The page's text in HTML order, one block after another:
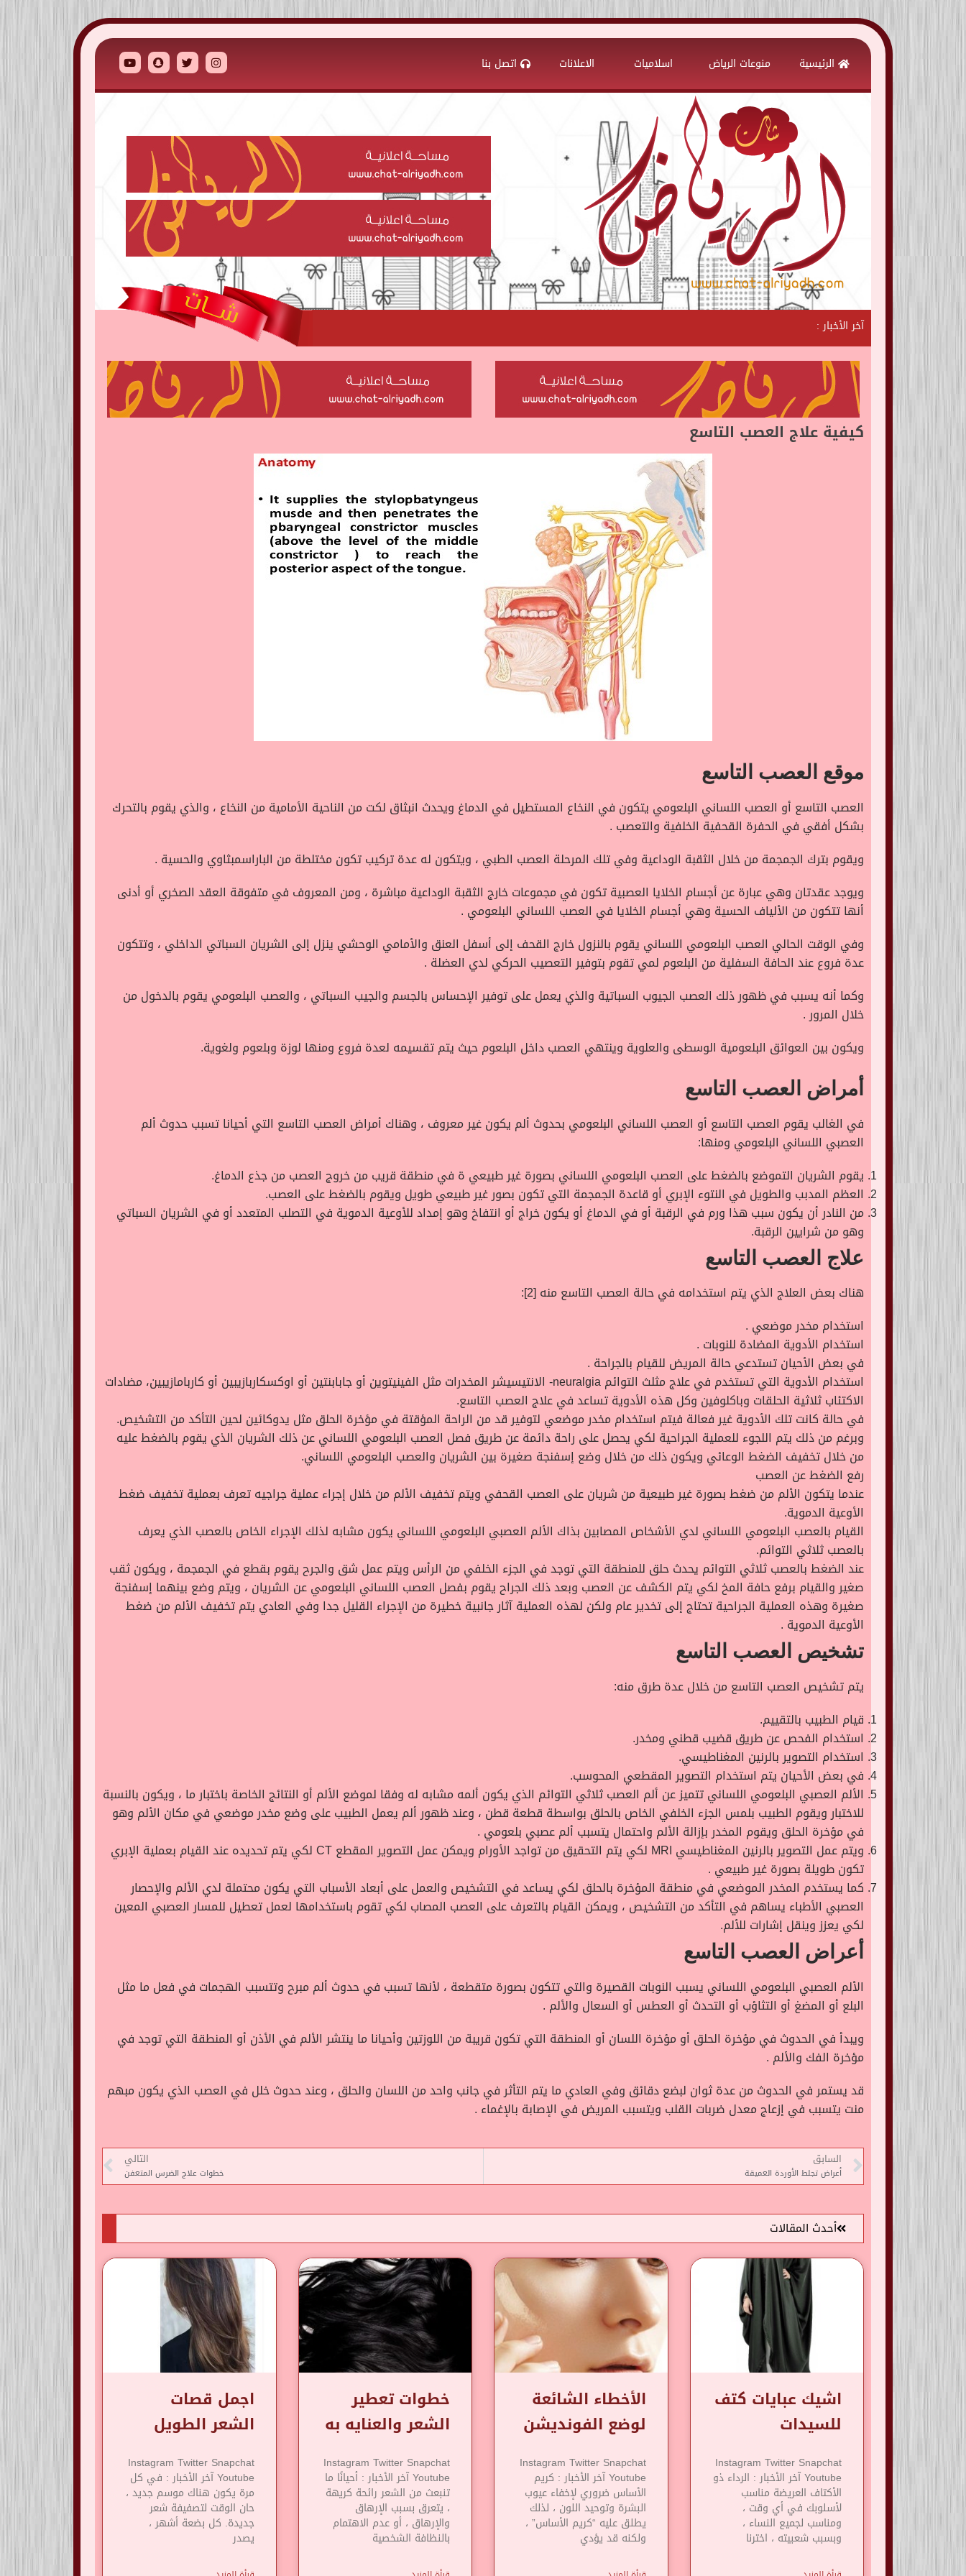
الرئيسية منوعات الرياض اسلاميات الاعلانات اتصل بنا
آخر الأخبار :
كيفية علاج العصب التاسع
موقع العصب التاسع
العصب التاسع أو العصب اللساني البلعومي يتكون في النخاع المستطيل في الدماغ ويحدث انبثاق لكت من الناحية الأمامية من النخاع ، والذي يقوم بالتحرك
بشكل أفقي في الحفرة القحفية الخلفية والتعصب .
ويقوم بترك الجمجمة من خلال الثقبة الوداعية وفي تلك المرحلة العصب الطبي ، ويتكون له عدة تركيب تكون مختلطة من الباراسمبثاوي والحسية .
ويوجد عقدتان وهي عبارة عن أجسام الخلايا العصبية تكون في مجموعات خارج الثقبة الوداعية مباشرة ، ومن المعروف في متفوقة العقد الصخري أو أدنى
أنها تتكون من الألياف الحسية وهي أجسام الخلايا في العصب اللساني البلعومي .
وفي الوقت الحالي العصب البلعومي اللساني يقوم بالنزول خارج القحف إلى أسفل العنق والأمامي الوحشي ينزل إلى الشريان السباتي الداخلي ، وتتكون
عدة فروع عند الحافة السفلية من البلعوم لمي تقوم بتوفير التعصيب الحركي لدي العضلة .
وكما أنه يسبب في ظهور ذلك العصب الجيوب السباتية والذي يعمل على توفير الإحساس بالجسم والجيب السباتي ، والعصب البلعومي يقوم بالدخول من
خلال المرور .
ويكون بين العوائق البلعومية الوسطى والعلوية وينتهي العصب داخل البلعوم حيث يتم تقسيمه لعدة فروع ومنها لوزة وبلعوم ولغوية.
أمراض العصب التاسع
في الغالب يقوم العصب التاسع أو العصب اللساني البلعومي بحدوث ألم يكون غير معروف ، وهناك أمراض العصب التاسع التي أحيانا تسبب حدوث ألم
العصبي اللساني البلعومي ومنها:
يقوم الشريان التموضع بالضغط على العصب البلعومي اللساني بصورة غير طبيعي ة في منطقة قريب من خروج العصب من جذع الدماغ.
العظم المدبب والطويل في النتوء الإبري أو قاعدة الجمجمة التي تكون بصور غير طبيعي طويل ويقوم بالضغط على العصب.
من النادر أن يكون سبب هذا ورم في الرقبة أو في الدماغ أو يكون خراج أو انتفاخ وهو إمداد للأوعية الدموية في التصلب المتعدد أو في الشريان السباتي
وهو من شرايين الرقبة.
علاج العصب التاسع
هناك بعض العلاج الذي يتم استخدامه في حالة العصب التاسع منه [2]:
استخدام مخدر موضعي .
استخدام الأدوية المضادة للنوبات .
في بعض الأحيان تستدعي حالة المريض للقيام بالجراحة .
استخدام الأدوية التي تستخدم في علاج مثلث التوائم neuralgia- الانتيسيشر المخدرات مثل الفينيتوين أو جابابنتين أو اوكسكاربازيبين أو كاربامازيبين، مضادات
الاكتئاب ثلاثية الحلقات وباكلوفين وكل هذه الأدوية تساعد في علاج العصب التاسع.
في حالة كانت تلك الأدوية غير فعالة فيتم استخدام مخدر موضعي لتوفير قد من الراحة المؤقتة في مؤخرة الحلق مثل يدوكائين لحين التأكد من التشخيص.
وبرغم من ذلك يتم اللجوء للعملية الجراحية لكي يحصل على راحة دائمة عن طريق فصل العصب البلعومي اللساني عن ذلك الشريان الذي يقوم بالضغط عليه
من خلال تخفيف الضغط الوعائي ويكون ذلك من خلال وضع إسفنجة صغيرة بين الشريان والعصب البلعومي اللساني.
رفع الضغط عن العصب
عندما يتكون الألم من ضغط بصورة غير طبيعية من شريان على العصب القحفي ويتم تخفيف الألم من خلال إجراء عملية جراجيه تعرف بعملية تخفيف ضغط
الأوعية الدموية.
القيام بالعصب البلعومي اللساني لدي الأشخاص المصابين بذاك الألم العصبي البلعومي اللساني يكون مشابه لذلك الإجراء الخاص بالعصب الذي يعرف
بالعصب ثلاثي التوائم.
عند الضغط بالعصب ثلاثي التوائم يحدث حلق للمنطقة التي توجد في الجزء الخلفي من الرأس ويتم عمل شق والجرح يقوم بقطع في الجمجمة ، ويكون ثقب
صغير والقيام برفع حافة المخ لكي يتم الكشف عن العصب وبعد ذلك الجراح يقوم بفصل العصب اللساني البلعومي عن الشريان ، ويتم وضع بينهما إسفنجة
صغيرة وهذه العملية الجراحية تحتاج إلى تخدير عام ولكن لهذه العملية آثار جانبية خطيرة من الإجراء القليل جدا وفي العادي يتم تخفيف الألم من ضغط
الأوعية الدموية .
تشخيص العصب التاسع
يتم تشخيص العصب التاسع من خلال عدة طرق منه:
قيام الطبيب بالتقييم.
استخدام الفحص عن طريق قضيب قطني ومخدر.
استخدام التصوير بالرنين المغناطيسي.
في بعض الأحيان يتم استخدام التصوير المقطعي المحوسب.
الألم العصبي البلعومي اللساني تتميز عن ألم العصب ثلاثي التوائم الذي يكون ألمه مشابه له وفقا لموضع الألم أو النتائج الخاصة باختبار ما ، ويكون بالنسبة
للاختبار ويقوم الطبيب بلمس الجزء الخلفي الخاص بالحلق بواسطة قطعة قطن ، وعند ظهور ألم يعمل الطبيب على وضع مخدر موضعي في مكان الألم وهو
في مؤخرة الحلق ويقوم المخدر بإزالة الألم واحتمال يتسبب ألم عصبي بلعومي .
ويتم عمل التصوير بالرنين المغناطيسي MRI لكي يتم التحقيق من تواجد الأورام ويمكن عمل التصوير المقطع CT لكي يتم تحديده عند القيام بعملية الإبري
تكون طويلة بصورة غير طبيعي .
كما يستخدم المخدر الموضعي في منطقة المؤخرة بالحلق لكي يساعد في التشخيص والعمل على أبعاد الأسباب التي يكون محتملة لدي الألم والإحصار
العصبي الأطباء يساهم في التأكد من التشخيص ، ويمكن القيام بالتعرف على العصب المصاب لكي تقوم باستخدامها لعمل تعطيل للمسار العصبي المعين
لكي يعزز وينقل إشارات للألم.
أعراض العصب التاسع
الألم العصبي البلعومي اللساني يسبب النوبات القصيرة والتي تتكون بصورة متقطعة ، لأنها تسبب في حدوث ألم مبرح وتتسبب الهجمات في فعل ما مثل
البلع أو المضغ أو التثاؤب أو التحدث أو العطس أو السعال والألم .
ويبدأ في الحدوث في مؤخرة الحلق أو مؤخرة اللسان أو المنطقة التي تكون قريبة من اللوزتين وأحيانا ما ينتشر الألم في الأذن أو المنطقة التي توجد في
مؤخرة الفك والألم .
قد يستمر في الحدوث من عدة ثوان لبضع دقائق وفي العادي ما يتم التأثر في جانب واحد من اللسان والحلق ، وعند حدوث خلل في العصب الذي يكون مبهم
منت يتسبب في إزعاج معدل ضربات القلب ويتسبب المريض في الإصابة بالإغماء .
السابق
أعراض تجلط الأوردة العميقة
التالي
خطوات علاج الضرس المتعفن
أحدث المقالات
اشيك عبايات كتف
للسيدات
Instagram Twitter Snapchat
Youtube آخر الأخبار : الرداء ذو
​​الأكتاف العريضة مناسب
لأسلوبك في أي وقت ،
ومناسب لجميع النساء ،
وبسبب شعبيته ، اخترنا
الأخطاء الشائعة
لوضع الفونديشن
Instagram Twitter Snapchat
Youtube آخر الأخبار : كريم
الأساس ضروري لإخفاء عيوب
البشرة وتوحيد اللون ، لذلك
يطلق عليه “كريم الأساس” ،
ولكنه قد يؤدي
خطوات تعطير
الشعر والعنايه به
Instagram Twitter Snapchat
Youtube آخر الأخبار : أحيانًا ما
تنبعث من الشعر رائحة كريهة
، يتعرق بسبب الإرهاق
والإرهاق ، أو عدم الاهتمام
بالنظافة الشخصية
اجمل قصات
الشعر الطويل
Instagram Twitter Snapchat
Youtube آخر الأخبار : في كل
مرة يكون هناك موسم جديد ،
حان الوقت لتصفيفة شعر
جديدة. كل بضعة أشهر ،
يصدر